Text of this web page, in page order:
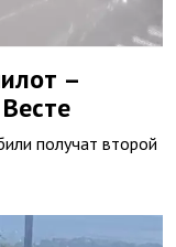
–
получат второй